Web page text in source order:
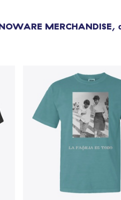
MERCHANDISE,
Zur Kasse gehen
Die Cut Sticker